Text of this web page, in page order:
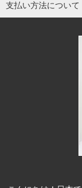
支払い方法について